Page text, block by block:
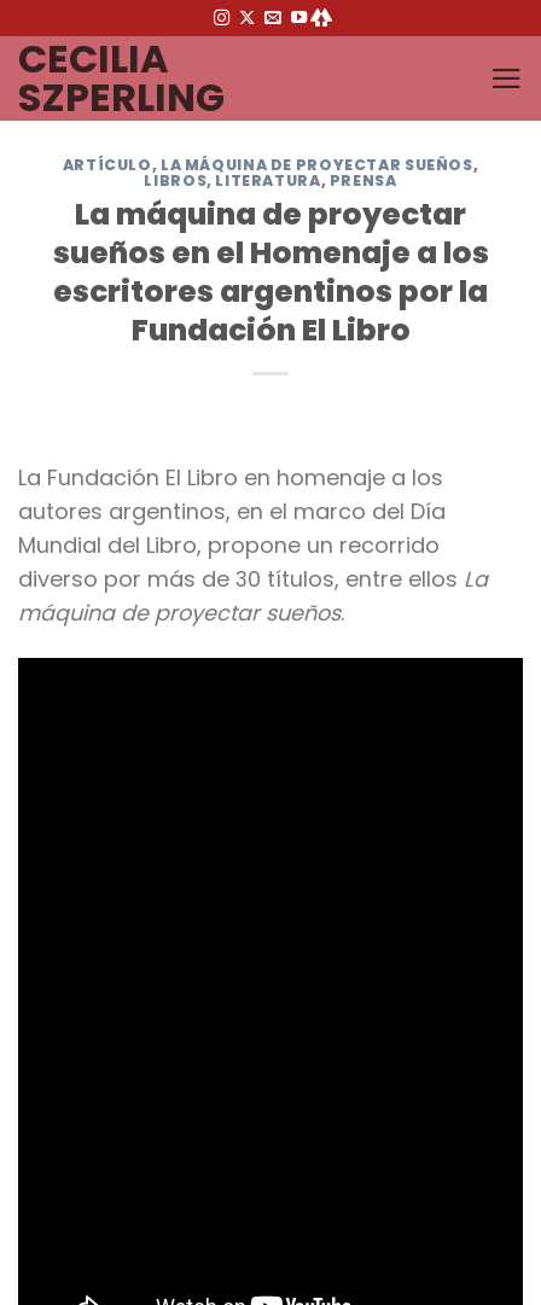
contenido
CECILIA
SZPERLING
ARTÍCULO, LA MÁQUINA DE PROYECTAR SUEÑOS,
LIBROS, LITERATURA, PRENSA
La máquina de proyectar
sueños en el Homenaje a los
escritores argentinos por la
Fundación El Libro
La Fundación El Libro en homenaje a los
autores argentinos, en el marco del Día
Mundial del Libro, propone un recorrido
diverso por más de 30 títulos, entre ellos La
máquina de proyectar sueños.